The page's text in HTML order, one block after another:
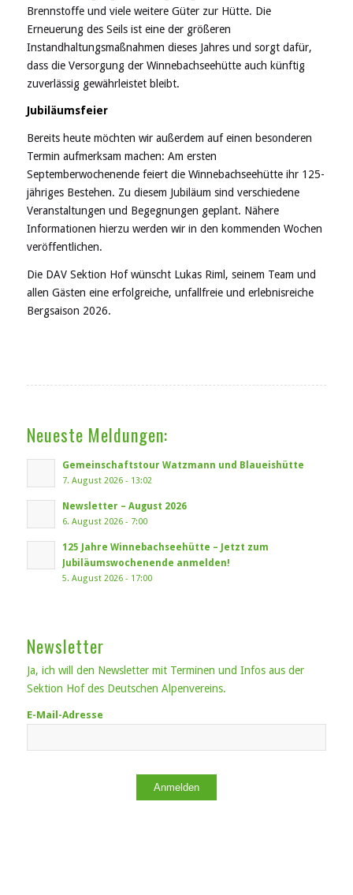
Brennstoffe und viele weitere Güter zur Hütte. Die
Erneuerung des Seils ist eine der größeren
Instandhaltungsmaßnahmen dieses Jahres und sorgt dafür,
dass die Versorgung der Winnebachseehütte auch künftig
zuverlässig gewährleistet bleibt.
Jubiläumsfeier
Bereits heute möchten wir außerdem auf einen besonderen
Termin aufmerksam machen: Am ersten
Septemberwochenende feiert die Winnebachseehütte ihr 125-
jähriges Bestehen. Zu diesem Jubiläum sind verschiedene
Veranstaltungen und Begegnungen geplant. Nähere
Informationen hierzu werden wir in den kommenden Wochen
veröffentlichen.
Die DAV Sektion Hof wünscht Lukas Riml, seinem Team und
allen Gästen eine erfolgreiche, unfallfreie und erlebnisreiche
Bergsaison 2026.
Neueste Meldungen:
Gemeinschaftstour Watzmann und Blaueishütte
7. August 2026 - 13:02
Newsletter – August 2026
6. August 2026 - 7:00
125 Jahre Winnebachseehütte – Jetzt zum
Jubiläumswochenende anmelden!
5. August 2026 - 17:00
Newsletter
Ja, ich will den Newsletter mit Terminen und Infos aus der
Sektion Hof des Deutschen Alpenvereins.
E-Mail-Adresse
Anmelden